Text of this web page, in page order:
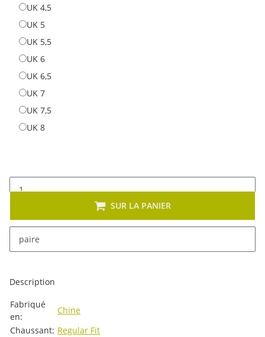
UK 4,5UK 4,5
UK 5UK 5
UK 5,5UK 5,5
UK 6UK 6
UK 6,5UK 6,5
UK 7UK 7
UK 7,5UK 7,5
UK 8UK 8
paire
SUR LA PANIER
Cet article se décline en plusieurs variantes. Veuillez
sélectionner la variante de votre choix.
Description
#productDetails.itemInformation#
#productDetails.itemValue#
Fabriqué
en:
Chine
Chaussant: Regular Fit